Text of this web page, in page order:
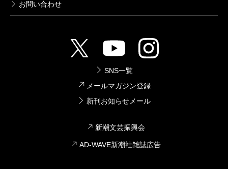
お問い合わせ
SNS一覧
メールマガジン登録
新刊お知らせメール
新潮文芸振興会
AD-WAVE新潮社雑誌広告